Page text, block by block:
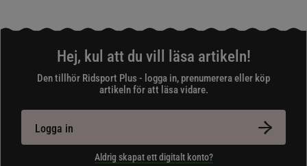
Hej, kul att du vill läsa artikeln!
Den tillhör Ridsport Plus - logga in, prenumerera eller köp
artikeln för att läsa vidare.
Logga in
Aldrig skapat ett digitalt konto?